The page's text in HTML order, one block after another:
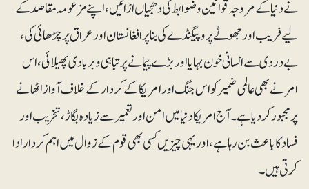
نے دنیا کے مروجہ قوانین و ضوابط کی دھجیاں اڑائیں، اپنے مزعومہ مقاصد کے
لیے فریب اور جھوٹے پروپیگنڈے کی بنا پر افغانستان اور عراق پر چڑھائی کی،
بے دردی سے انسانی خون بہایا اور بڑے پیمانے پر تباہی و بربادی پھیلائی، اس
امر نے بھی عالمی ضمیر کو اس جنگ اور امریکا کے کردار کے خلاف آواز اٹھانے
پر مجبور کر دیا ہے۔ آج امریکا دنیا میں امن اور تعمیر سے زیادہ بگاڑ، تخریب اور
فساد کا باعث بن رہا ہے، اور یہی چیزیں کسی بھی قوم کے زوال میں اہم کردار ادا
کرتی ہیں۔